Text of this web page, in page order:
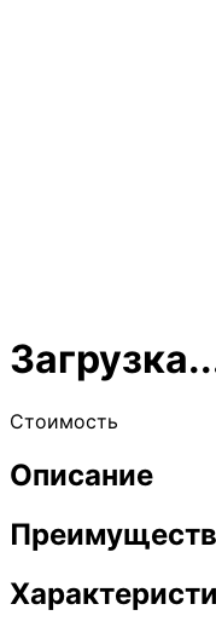
Стоимость
Описание